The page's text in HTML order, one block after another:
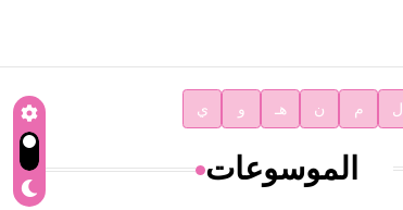
ل م ن هـ و ي
الموسوعات